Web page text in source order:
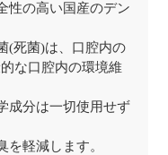
性の高い国産のデン
(死菌)は、口腔内の
な口腔内の環境維
成分は一切使用せず
を軽減します。